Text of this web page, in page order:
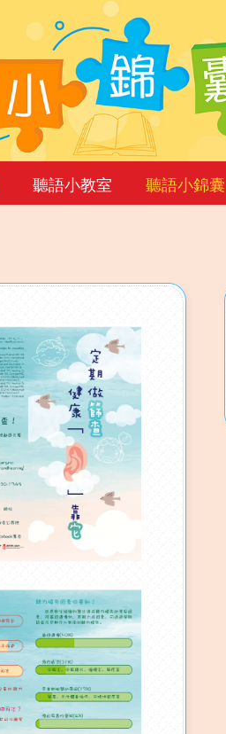
聽語小教室 聽語小錦囊